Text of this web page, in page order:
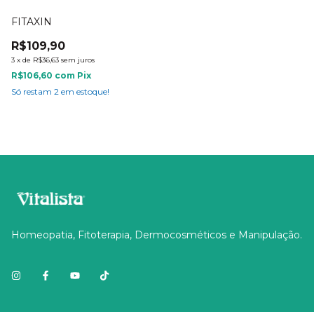
FITAXIN
R$109,90
3 x de R$36,63 sem juros
R$106,60 com Pix
Só restam 2 em estoque!
Homeopatia, Fitoterapia, Dermocosméticos e Manipulação.